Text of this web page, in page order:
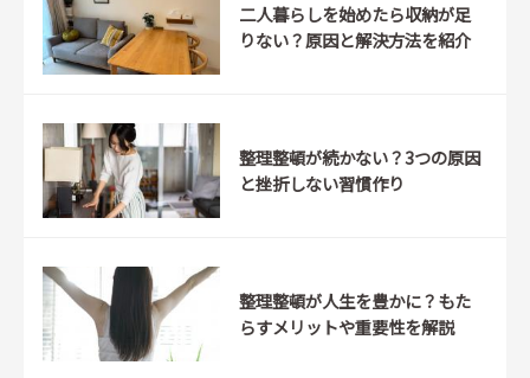
二人暮らしを始めたら収納が足
りない？原因と解決方法を紹介
整理整頓が続かない？3つの原因
と挫折しない習慣作り
整理整頓が人生を豊かに？もた
らすメリットや重要性を解説